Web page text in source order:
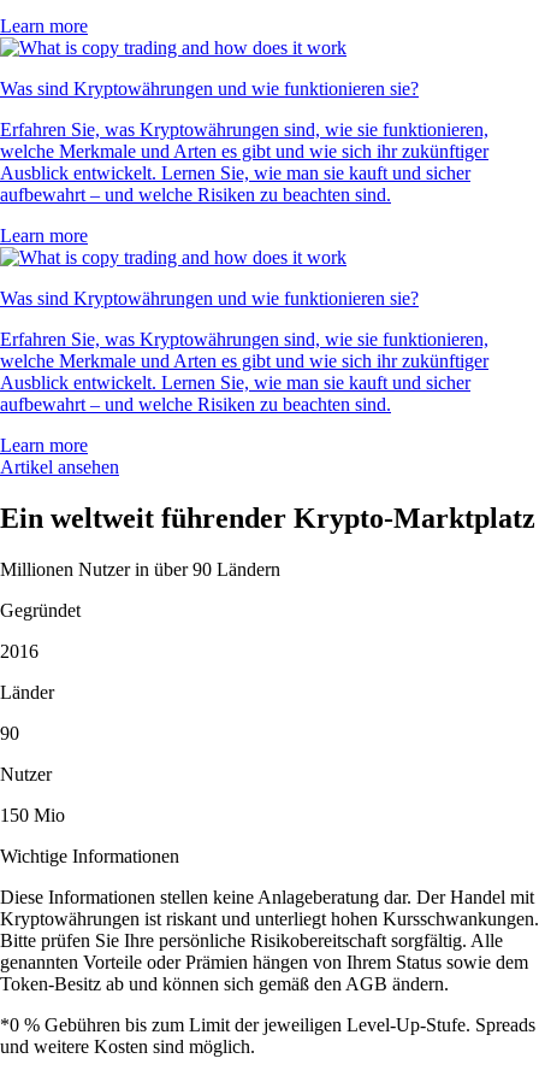
Learn more
Was sind Kryptowährungen und wie funktionieren sie?
Erfahren Sie, was Kryptowährungen sind, wie sie funktionieren,
welche Merkmale und Arten es gibt und wie sich ihr zukünftiger
Ausblick entwickelt. Lernen Sie, wie man sie kauft und sicher
aufbewahrt – und welche Risiken zu beachten sind.
Learn more
Was sind Kryptowährungen und wie funktionieren sie?
Erfahren Sie, was Kryptowährungen sind, wie sie funktionieren,
welche Merkmale und Arten es gibt und wie sich ihr zukünftiger
Ausblick entwickelt. Lernen Sie, wie man sie kauft und sicher
aufbewahrt – und welche Risiken zu beachten sind.
Learn more
Artikel ansehen
Ein weltweit führender Krypto-Marktplatz
Millionen Nutzer in über 90 Ländern
Gegründet
2016
Länder
90
Nutzer
150 Mio
Wichtige Informationen
Diese Informationen stellen keine Anlageberatung dar. Der Handel mit
Kryptowährungen ist riskant und unterliegt hohen Kursschwankungen.
Bitte prüfen Sie Ihre persönliche Risikobereitschaft sorgfältig. Alle
genannten Vorteile oder Prämien hängen von Ihrem Status sowie dem
Token-Besitz ab und können sich gemäß den AGB ändern.
*0 % Gebühren bis zum Limit der jeweiligen Level-Up-Stufe. Spreads
und weitere Kosten sind möglich.